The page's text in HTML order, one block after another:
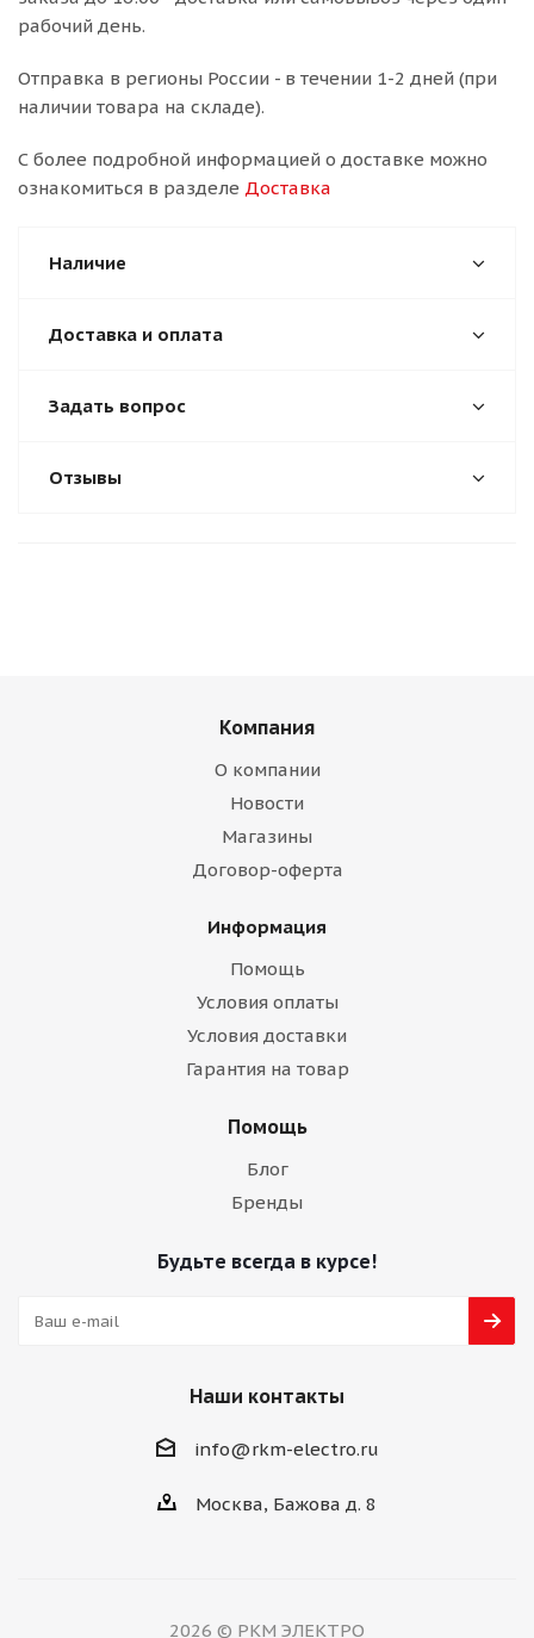
рабочий день.
Отправка в регионы России - в течении 1-2 дней (при
наличии товара на складе).
С более подробной информацией о доставке можно
ознакомиться в разделе Доставка
Наличие
Доставка и оплата
Задать вопрос
Отзывы
Компания
О компании
Новости
Магазины
Договор-оферта
Информация
Помощь
Условия оплаты
Условия доставки
Гарантия на товар
Помощь
Блог
Бренды
Будьте всегда в курсе!
Наши контакты
info@rkm-electro.ru
Москва, Бажова д. 8
2026 © РКМ ЭЛЕКТРО